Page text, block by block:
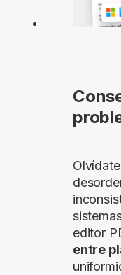
editor
entre